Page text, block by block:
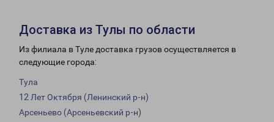
Доставка из Тулы по области
Из филиала в Туле доставка грузов осуществляется в
следующие города:
Тула
12 Лет Октября (Ленинский р-н)
Арсеньево (Арсеньевский р-н)